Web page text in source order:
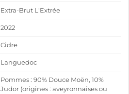
Extra-Brut L'Extrée
2022
Cidre
Languedoc
Pommes : 90% Douce Moën, 10%
Judor (origines : aveyronnaises ou